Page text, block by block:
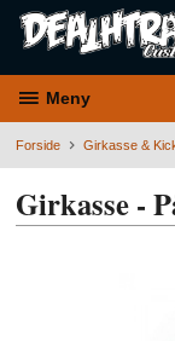
Meny
Forside Girkasse &
Girkasse -